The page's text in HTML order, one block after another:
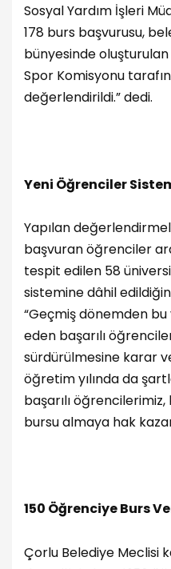
Sosyal Yardım İşleri
178 burs başvurusu,
bünyesinde
Spor Komisyonu
değerlendirildi.” dedi.
Yeni Öğrenciler
Yapılan
başvuran öğrenciler
tespit edilen 58
sistemine dâhil
“Geçmiş dönemden
eden başarılı
sürdürülmesine karar
öğretim yılında da
başarılı öğrencilerimiz,
bursu almaya hak
150 Öğrenciye Burs
Çorlu Belediye Meclisi